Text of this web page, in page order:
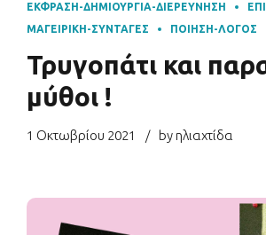
ΈΚΦΡΑΣΗ-ΔΗΜΙΟΥΡΓΊΑ-ΔΙΕΡΕΎΝΗΣΗ
ΜΑΓΕΙΡΙΚΉ-ΣΥΝΤΑΓΈΣ
ΠΟΊΗΣΗ-ΛΌΓΟΣ
Τρυγοπάτι και
μύθοι !
1 Οκτωβρίου 2021 by ηλιαχτίδα